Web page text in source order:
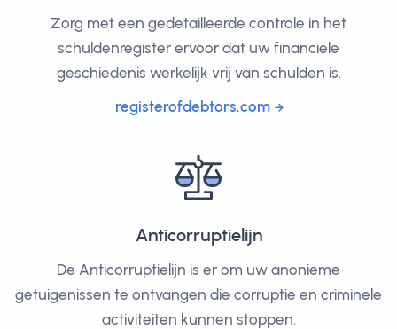
Zorg met een gedetailleerde controle in het
schuldenregister ervoor dat uw financiële
geschiedenis werkelijk vrij van schulden is.
registerofdebtors.com
Anticorruptielijn
De Anticorruptielijn is er om uw anonieme
getuigenissen te ontvangen die corruptie en criminele
activiteiten kunnen stoppen.